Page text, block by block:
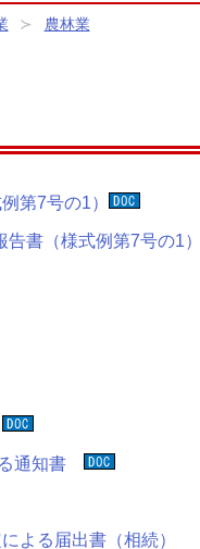
農林業
第7号の1）
告書（様式例第7号の1
通知書
よる届出書（相続）